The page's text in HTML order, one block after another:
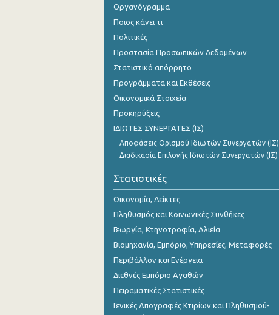
Οργανόγραμμα
Ποιος κάνει τι
Πολιτικές
Προστασία Προσωπικών Δεδομένων
Στατιστικό απόρρητο
Προγράμματα και Εκθέσεις
Οικονομικά Στοιχεία
Προκηρύξεις
ΙΔΙΩΤΕΣ ΣΥΝΕΡΓΑΤΕΣ (ΙΣ)
Αποφάσεις Ορισμού Ιδιωτών Συνεργατών (ΙΣ)
Διαδικασία Επιλογής Ιδιωτών Συνεργατών (ΙΣ)
Στατιστικές
Οικονομία, Δείκτες
Πληθυσμός και Κοινωνικές Συνθήκες
Γεωργία, Κτηνοτροφία, Αλιεία
Βιομηχανία, Εμπόριο, Υπηρεσίες, Μεταφορές
Περιβάλλον και Ενέργεια
Διεθνές Εμπόριο Αγαθών
Πειραματικές Στατιστικές
Γενικές Απογραφές Κτιρίων και Πληθυσμού-